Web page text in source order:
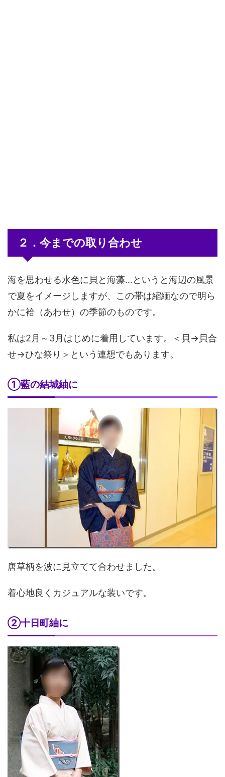
２．今までの取り合わせ
海を思わせる水色に貝と海藻…というと海辺の風景
で夏をイメージしますが、この帯は縮緬なので明ら
かに袷（あわせ）の季節のものです。
私は2月～3月はじめに着用しています。＜貝→貝合
せ→ひな祭り＞という連想でもあります。
①藍の結城紬に
唐草柄を波に見立てて合わせました。
着心地良くカジュアルな装いです。
②十日町紬に